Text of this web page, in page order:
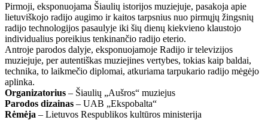
Pirmoji, eksponuojama Šiaulių istorijos muziejuje, pasakoja apie
lietuviškojo radijo augimo ir kaitos tarpsnius nuo pirmųjų žingsnių
radijo technologijos pasaulyje iki šių dienų kiekvieno klaustojo
individualius poreikius tenkinančio radijo eterio.
Antroje parodos dalyje, eksponuojamoje Radijo ir televizijos
muziejuje, per autentiškas muziejines vertybes, tokias kaip baldai,
technika, to laikmečio diplomai, atkuriama tarpukario radijo mėgėjo
aplinka.
Organizatorius – Šiaulių „Aušros“ muziejus
Parodos dizainas – UAB „Ekspobalta“
Rėmėja – Lietuvos Respublikos kultūros ministerija